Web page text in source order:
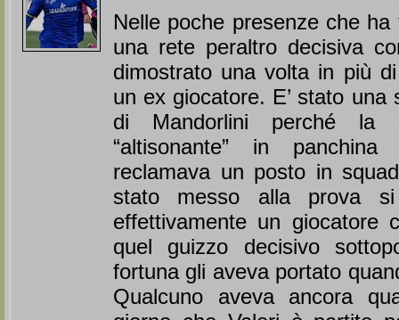
Nelle poche presenze che
una rete peraltro decisiva
dimostrato una volta in più
un ex giocatore. E’ stato una
di Mandorlini perché la
“altisonante” in
reclamava un posto in
stato messo alla prova
effettivamente un giocatore
quel guizzo decisivo
fortuna gli aveva portato
Qualcuno aveva ancora